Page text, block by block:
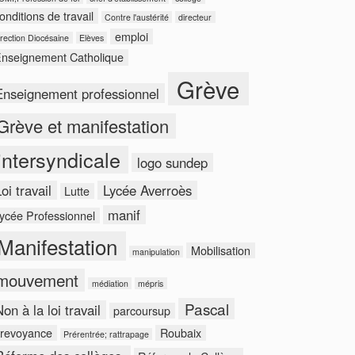
de travail Contre l'austérité
directeur
Diocésaine
Elèves
emploi
Catholique
professionnel Grève
et manifestation
logo sundep
travail
Lutte Lycée Averroès
Professionnel manif
manipulation Mobilisation
médiation mépris
à la loi travail parcoursup Pascal
Prérentrée; rattrapage Roubaix